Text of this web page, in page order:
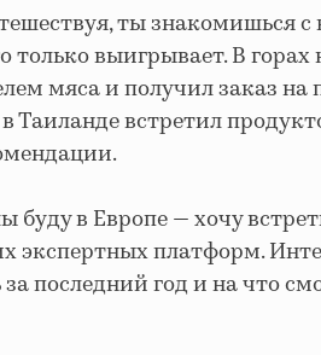
ты знакомишься
только выигрывает. В
мяса и получил заказ
Таиланде встретил
буду в Европе — хочу
экспертных платформ.
последний год и на что